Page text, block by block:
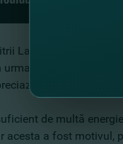
Latîşev şi-a
datorită
gustul roadei
de multă
acesta a fost motivul,